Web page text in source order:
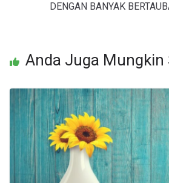
DENGAN BANYAK
Anda Juga Mungkin